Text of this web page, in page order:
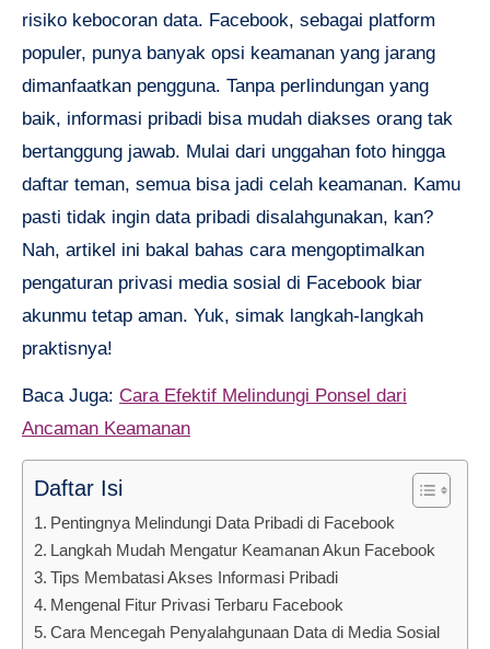
risiko kebocoran data. Facebook, sebagai platform
populer, punya banyak opsi keamanan yang jarang
dimanfaatkan pengguna. Tanpa perlindungan yang
baik, informasi pribadi bisa mudah diakses orang tak
bertanggung jawab. Mulai dari unggahan foto hingga
daftar teman, semua bisa jadi celah keamanan. Kamu
pasti tidak ingin data pribadi disalahgunakan, kan?
Nah, artikel ini bakal bahas cara mengoptimalkan
pengaturan privasi media sosial di Facebook biar
akunmu tetap aman. Yuk, simak langkah-langkah
praktisnya!
Baca Juga: Cara Efektif Melindungi Ponsel dari
Ancaman Keamanan
Daftar Isi
Pentingnya Melindungi Data Pribadi di Facebook
Langkah Mudah Mengatur Keamanan Akun Facebook
Tips Membatasi Akses Informasi Pribadi
Mengenal Fitur Privasi Terbaru Facebook
Cara Mencegah Penyalahgunaan Data di Media Sosial